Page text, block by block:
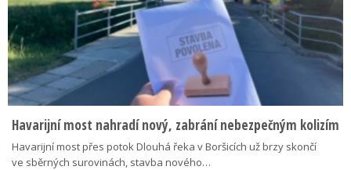
Havarijní most nahradí nový, zabrání nebezpečným kolizím
Havarijní most přes potok Dlouhá řeka v Boršicích už brzy skončí
ve sběrných surovinách, stavba nového…